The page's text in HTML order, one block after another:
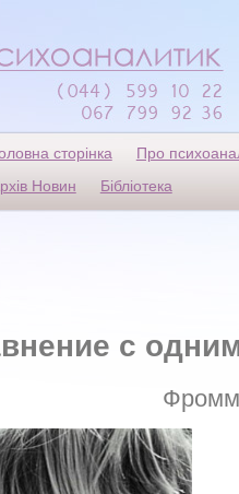
сторінка Про
Новин
Бібліотека
с